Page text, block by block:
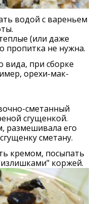
водой с вареньем
(или даже
пропитка не нужна.
вида, при сборке
орехи-мак-
сметанный
сгущенкой.
размешивала его
сметану.
кремом, посыпать
коржей.